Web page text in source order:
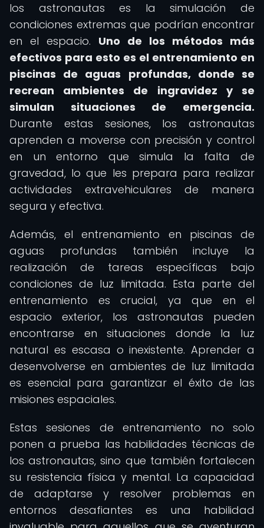
los astronautas es la simulación de
condiciones extremas que podrían encontrar
en el espacio. Uno de los métodos más
efectivos para esto es el entrenamiento en
piscinas de aguas profundas, donde se
recrean ambientes de ingravidez y se
simulan situaciones de emergencia.
Durante estas sesiones, los astronautas
aprenden a moverse con precisión y control
en un entorno que simula la falta de
gravedad, lo que les prepara para realizar
actividades extravehiculares de manera
segura y efectiva.
Además, el entrenamiento en piscinas de
aguas profundas también incluye la
realización de tareas específicas bajo
condiciones de luz limitada. Esta parte del
entrenamiento es crucial, ya que en el
espacio exterior, los astronautas pueden
encontrarse en situaciones donde la luz
natural es escasa o inexistente. Aprender a
desenvolverse en ambientes de luz limitada
es esencial para garantizar el éxito de las
misiones espaciales.
Estas sesiones de entrenamiento no solo
ponen a prueba las habilidades técnicas de
los astronautas, sino que también fortalecen
su resistencia física y mental. La capacidad
de adaptarse y resolver problemas en
entornos desafiantes es una habilidad